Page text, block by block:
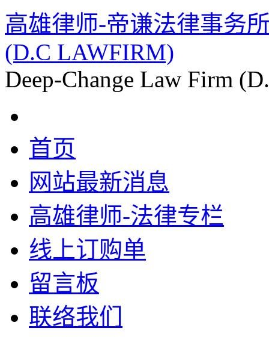
高雄律师-帝谦法律事务
(D.C LAWFIRM)
Deep-Change Law Firm
首页
网站最新消息
高雄律师-法律专栏
线上订购单
留言板
联络我们